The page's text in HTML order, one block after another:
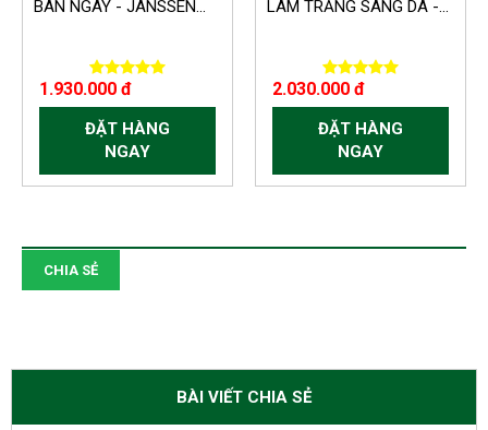
BAN NGÀY - JANSSEN...
1.930.000 đ
ĐẶT HÀNG
NGAY
LÀM TRẮNG SÁNG DA -...
2.030.000 đ
ĐẶT HÀNG
NGAY
CHIA SẺ
BÀI VIẾT CHIA SẺ